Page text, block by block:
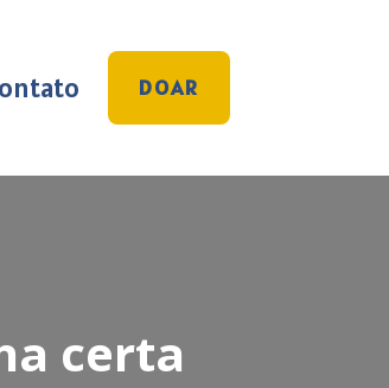
DOAR
certa